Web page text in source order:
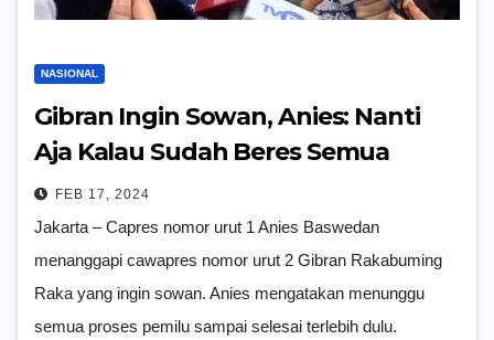
NASIONAL
Gibran Ingin Sowan, Anies: Nanti
Aja Kalau Sudah Beres Semua
FEB 17, 2024
Jakarta – Capres nomor urut 1 Anies Baswedan
menanggapi cawapres nomor urut 2 Gibran Rakabuming
Raka yang ingin sowan. Anies mengatakan menunggu
semua proses pemilu sampai selesai terlebih dulu.